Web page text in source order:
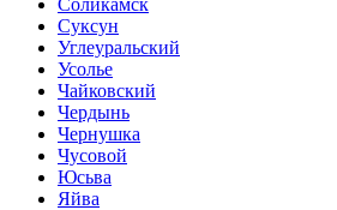
Соликамск
Суксун
Углеуральский
Усолье
Чайковский
Чердынь
Чернушка
Чусовой
Юсьва
Яйва